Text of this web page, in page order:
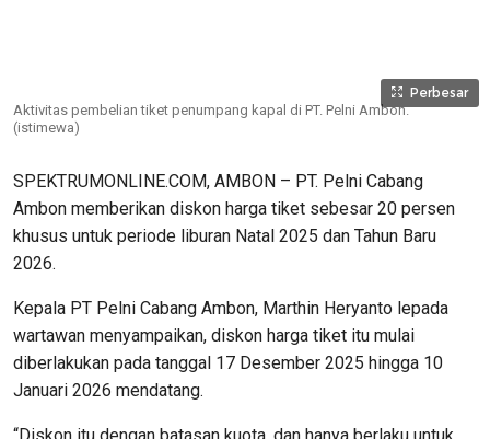
Perbesar
Aktivitas pembelian tiket penumpang kapal di PT. Pelni Ambon.
(istimewa)
SPEKTRUMONLINE.COM, AMBON – PT. Pelni Cabang
Ambon memberikan diskon harga tiket sebesar 20 persen
khusus untuk periode liburan Natal 2025 dan Tahun Baru
2026.
Kepala PT Pelni Cabang Ambon, Marthin Heryanto lepada
wartawan menyampaikan, diskon harga tiket itu mulai
diberlakukan pada tanggal 17 Desember 2025 hingga 10
Januari 2026 mendatang.